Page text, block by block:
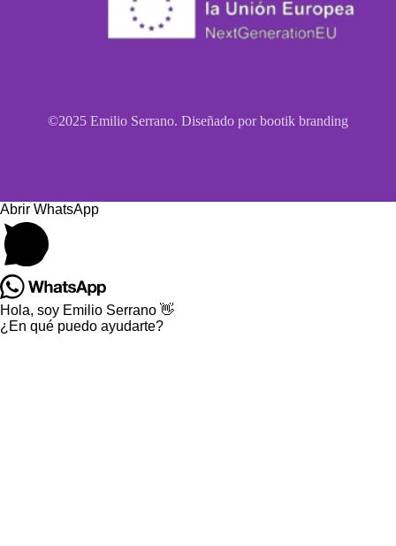
©2025 Emilio Serrano. Diseñado por bootik branding
Abrir WhatsApp
Hola, soy Emilio Serrano 👋
¿En qué puedo ayudarte?